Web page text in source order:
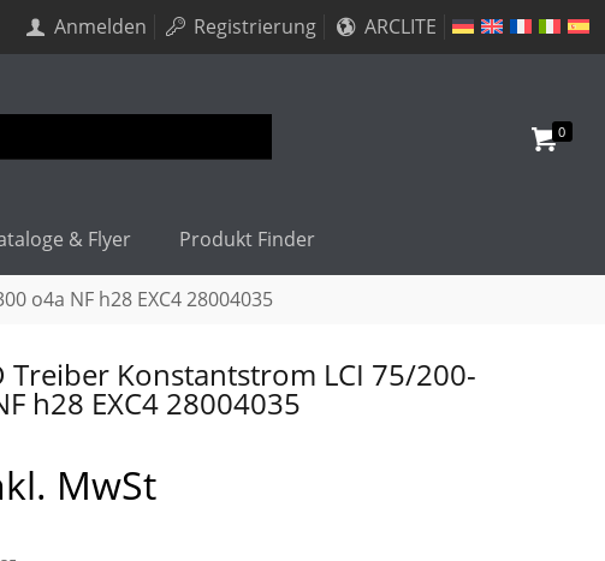
Anmelden Registrierung ARCLITE
0
& Flyer Produkt Finder
o4a NF h28 EXC4 28004035
Treiber Konstantstrom LCI 75/200-
h28 EXC4 28004035
MwSt